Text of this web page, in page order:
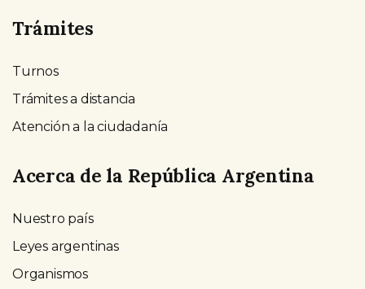
Trámites
Turnos
Trámites a distancia
Atención a la ciudadanía
Acerca de la República Argentina
Nuestro país
Leyes argentinas
Organismos